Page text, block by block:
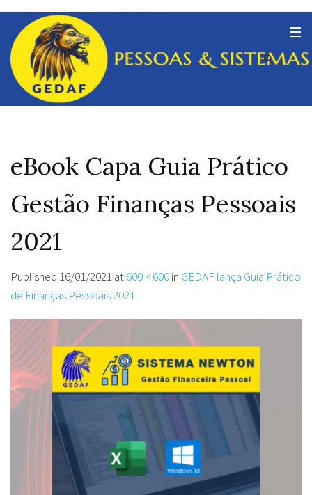
eBook Capa Guia Prático
Gestão Finanças Pessoais
2021
Published 16/01/2021at600 × 600in GEDAF lança Guia Prático
de Finanças Pessoais 2021